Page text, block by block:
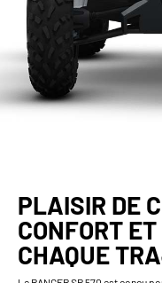
PLAISIR DE
CONFORT
CHAQUE